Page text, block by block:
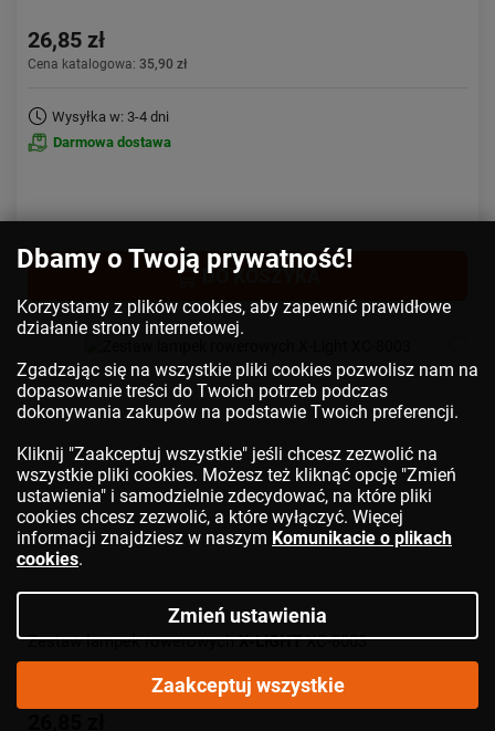
26,85 zł
Cena katalogowa: 35,90 zł
Wysyłka w: 3-4 dni
Darmowa dostawa
DO KOSZYKA
Zestaw lampek rowerowychX-LIGHTXC-8003
Dbamy o Twoją prywatność!
Korzystamy z plików cookies, aby zapewnić prawidłowe
działanie strony internetowej.
Zgadzając się na wszystkie pliki cookies pozwolisz nam na
dopasowanie treści do Twoich potrzeb podczas
dokonywania zakupów na podstawie Twoich preferencji.
Kliknij "Zaakceptuj wszystkie" jeśli chcesz zezwolić na
wszystkie pliki cookies. Możesz też kliknąć opcję "Zmień
ustawienia" i samodzielnie zdecydować, na które pliki
cookies chcesz zezwolić, a które wyłączyć. Więcej
informacji znajdziesz w naszym Komunikacie o plikach
cookies.
Zmień ustawienia
Zaakceptuj wszystkie